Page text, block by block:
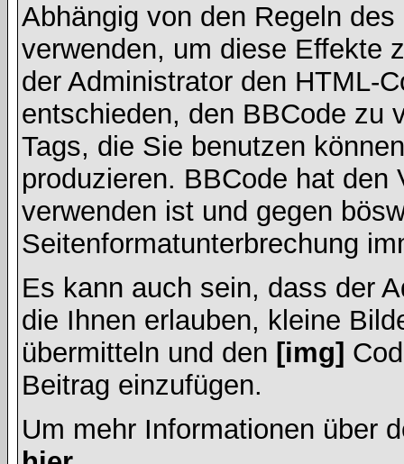
Abhängig von den Regeln
verwenden, um diese Effekte
der Administrator den HTML-
entschieden, den BBCode zu
Tags, die Sie benutzen
produzieren. BBCode hat
verwenden ist und gegen
Seitenformatunterbrechung
Es kann auch sein, dass der
die Ihnen erlauben, kleine
übermitteln und den [img]
Beitrag einzufügen.
Um mehr Informationen über